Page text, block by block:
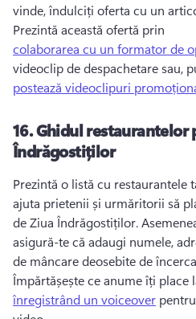
Prezintă această ofertă prin
colaborarea cu un formator de
videoclip de despachetare sau,
postează videoclipuri
16.Ghidul restaurantelor
Îndrăgostiților
Prezintă o listă cu restaurantele
ajuta prietenii și urmăritorii să
de Ziua Îndrăgostiților.
asigură-te că adaugi numele,
Împărtășește ce anume îți place
înregistrând un voiceover